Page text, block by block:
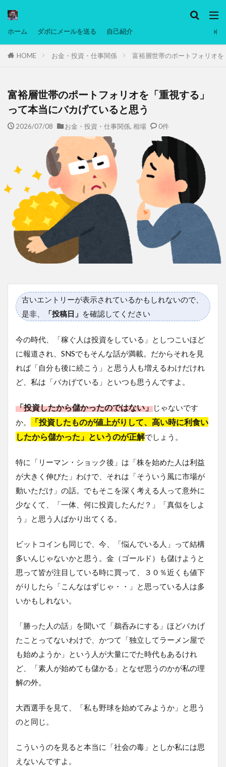
ホーム ダボにメールを送る 自己紹介
HOME お金・投資・仕事関係 富裕層世帯のポートフォリオ
富裕層世帯のポートフォリオを「重視する」
って本当にバカげていると思う
2026/07/08 お金・投資・仕事関係, 相場 0件
古いエントリーが表示されているかもしれないので、
是非、
「投稿日」 を確認してください
今の時代、「稼ぐ人は投資をしている」としつこいほど
に報道され、SNSでもそんな話が満載。だからそれを見
れば「自分も後に続こう」と思う人も増えるわけだけれ
ど、私は「バカげている」といつも思うんですよ。
「投資したから儲かったのではない」じゃないです
か。
「投資したものが値上がりして、高い時に利食い
したから儲かった」というのが正解でしょう。
特に「リーマン・ショック後」は「株を始めた人は利益
が大きく伸びた」わけで、それは「そういう風に市場が
動いただけ」の話。でもそこを深く考える人って意外に
少なくて、「一体、何に投資したんだ？」「真似をしよ
う」と思う人ばかり出てくる。
ビットコインも同じで、今、「悩んでいる人」って結構
多いんじゃないかと思う。金（ゴールド）も儲けようと
思って皆が注目している時に買って、３０％近くも値下
がりしたら「こんなはずじゃ・・」と思っている人は多
いかもしれない。
「勝った人の話」を聞いて「鵜呑みにする」ほどバカげ
たことってないわけで、かつて「独立してラーメン屋で
も始めようか」という人が大量にでた時代もあるけれ
ど、「素人が始めても儲かる」となぜ思うのかが私の理
解の外。
大西選手を見て、「私も野球を始めてみようか」と思う
のと同じ。
こういうのを見ると本当に「社会の毒」としか私には思
えないんですよ。
タグ
マレーシア動画
ヨーグルト
低温調理・スロークッカー
低糖質ダイエット
備忘録
動画 日本人村社会 脱水シート
検索